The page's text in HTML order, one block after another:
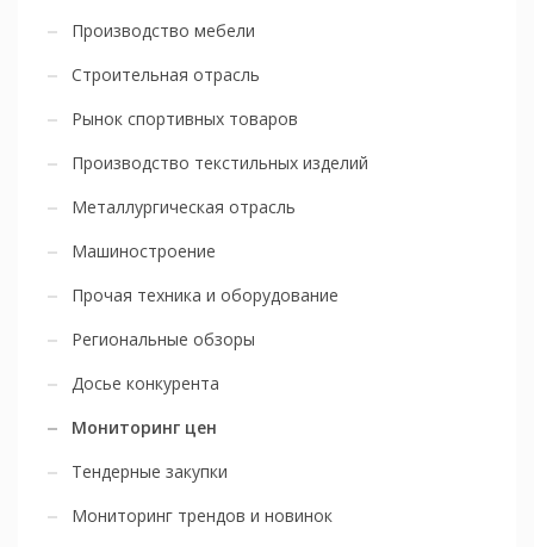
Производство мебели
Строительная отрасль
Рынок спортивных товаров
Производство текстильных изделий
Металлургическая отрасль
Машиностроение
Прочая техника и оборудование
Региональные обзоры
Досье конкурента
Мониторинг цен
Тендерные закупки
Мониторинг трендов и новинок